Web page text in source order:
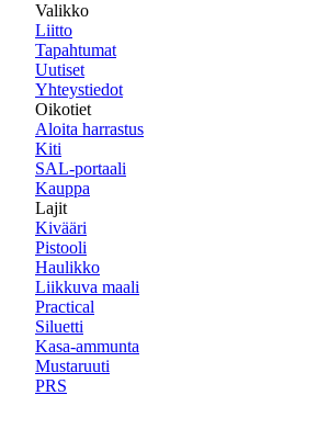
Valikko
Liitto
Tapahtumat
Uutiset
Yhteystiedot
Oikotiet
Aloita harrastus
Kiti
SAL-portaali
Kauppa
Lajit
Kivääri
Pistooli
Haulikko
Liikkuva maali
Practical
Siluetti
Kasa-ammunta
Mustaruuti
PRS